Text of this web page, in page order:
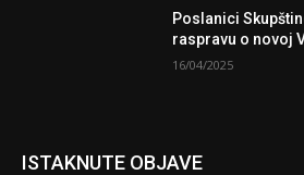
Poslanici
raspravu o novoj
16/04/2025
ISTAKNUTE OBJAVE